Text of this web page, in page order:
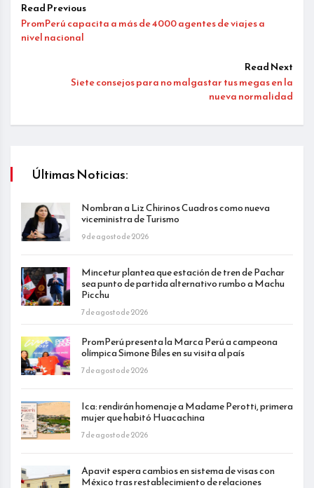
Read Previous
PromPerú capacita a más de 4000 agentes de viajes a
nivel nacional
Read Next
Siete consejos para no malgastar tus megas en la
nueva normalidad
Últimas Noticias:
Nombran a Liz Chirinos Cuadros como nueva
viceministra de Turismo
9 de agosto de 2026
Mincetur plantea que estación de tren de Pachar
sea punto de partida alternativo rumbo a Machu
Picchu
7 de agosto de 2026
PromPerú presenta la Marca Perú a campeona
olímpica Simone Biles en su visita al país
7 de agosto de 2026
Ica: rendirán homenaje a Madame Perotti, primera
mujer que habitó Huacachina
7 de agosto de 2026
Apavit espera cambios en sistema de visas con
México tras restablecimiento de relaciones